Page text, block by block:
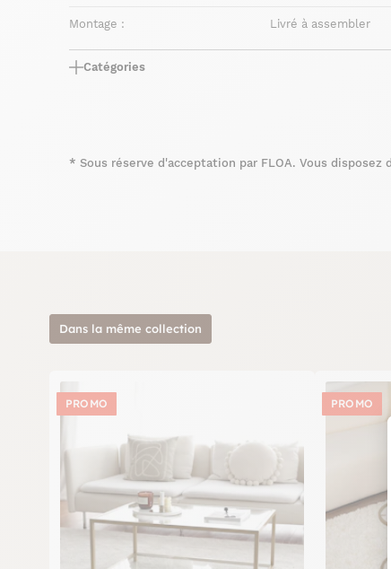
Montage : Livré à assembler
Catégories
* Sous réserve d'acceptation par FLOA. Vous
Dans la même collection
PROMO PROMO